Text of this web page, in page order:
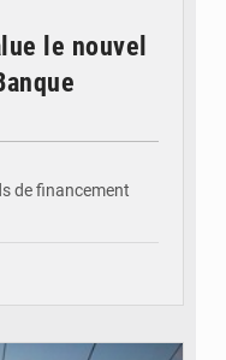
le nouvel
de financement